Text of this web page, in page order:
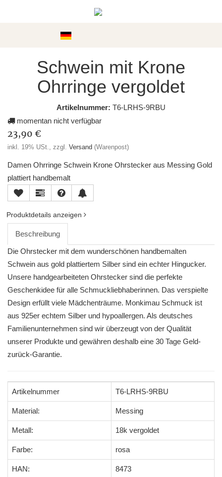
Schwein mit Krone
Ohrringe vergoldet
Artikelnummer: T6-LRHS-9RBU
momentan nicht verfügbar
23,90 €
inkl. 19% USt., zzgl. Versand (Warenpost)
Damen Ohrringe Schwein Krone Ohrstecker aus Messing Gold
plattiert handbemalt
Produktdetails anzeigen
Beschreibung
Die Ohrstecker mit dem wunderschönen handbemalten
Schwein aus gold plattiertem Silber sind ein echter Hingucker.
Unsere handgearbeiteten Ohrstecker sind die perfekte
Geschenkidee für alle Schmuckliebhaberinnen. Das verspielte
Design erfüllt viele Mädchenträume. Monkimau Schmuck ist
aus 925er echtem Silber und hypoallergen. Als deutsches
Familienunternehmen sind wir überzeugt von der Qualität
unserer Produkte und gewähren deshalb eine 30 Tage Geld-
zurück-Garantie.
Artikelnummer T6-LRHS-9RBU
Material: Messing
Metall: 18k vergoldet
Farbe: rosa
HAN: 8473